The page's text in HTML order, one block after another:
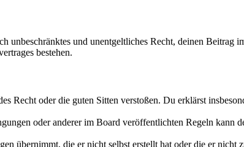
und unentgeltliches Recht, deinen Beitrag
bestehen.
Recht oder die guten Sitten verstoßen. Du erklärst
oder anderer im Board veröffentlichten Regeln kann
übernimmt, die er nicht selbst erstellt hat oder die er nicht